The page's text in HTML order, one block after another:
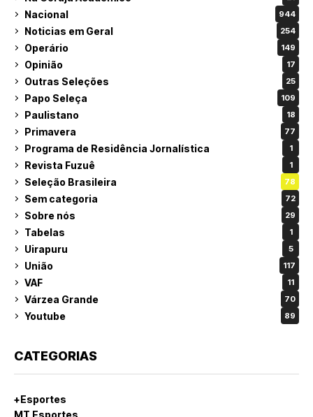
Nacional 944
Noticias em Geral 254
Operário 149
Opinião 17
Outras Seleções 25
Papo Seleça 109
Paulistano 18
Primavera 77
Programa de Residência Jornalística 1
Revista Fuzuê 1
Seleção Brasileira 78
Sem categoria 72
Sobre nós 29
Tabelas 1
Uirapuru 5
União 117
VAF 11
Várzea Grande 70
Youtube 89
CATEGORIAS
+Esportes